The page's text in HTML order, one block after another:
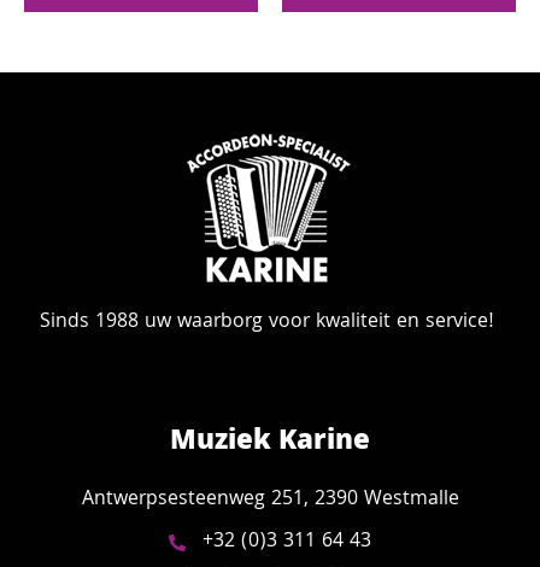
Sinds 1988 uw waarborg voor kwaliteit en service!
Muziek Karine
Antwerpsesteenweg 251, 2390 Westmalle
+32 (0)3 311 64 43